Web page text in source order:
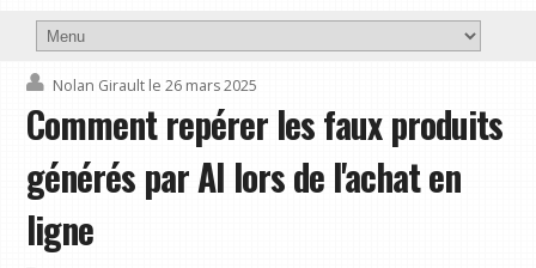
Nolan Girault le 26 mars 2025
Comment repérer les faux produits
générés par AI lors de l'achat en
ligne